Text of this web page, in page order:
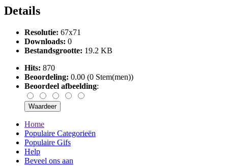
Details
Resolutie: 67x71
Downloads: 0
Bestandsgrootte: 19.2 KB
Hits: 870
Beoordeling: 0.00 (0 Stem(men))
Beoordeel afbeelding:
Home
Populaire Categorieën
Populaire Gifs
Help
Beveel ons aan